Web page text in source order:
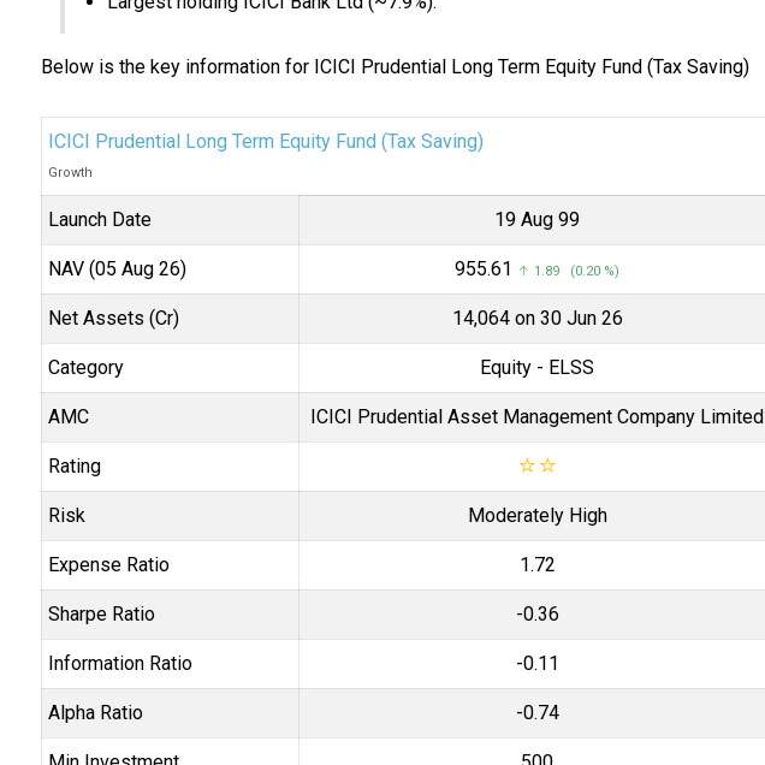
Below is the key information for ICICI Prudential Long Term Equity Fund (Tax Saving)
ICICI Prudential Long Term Equity Fund (Tax Saving)
Growth
Launch Date 19 Aug 99
NAV (05 Aug 26) ₹955.61 ↑ 1.89 (0.20 %)
Net Assets (Cr) ₹14,064 on 30 Jun 26
Category Equity - ELSS
AMC ICICI Prudential Asset Management Company Limited
Rating ☆ ☆
Risk Moderately High
Expense Ratio 1.72
Sharpe Ratio -0.36
Information Ratio -0.11
Alpha Ratio -0.74